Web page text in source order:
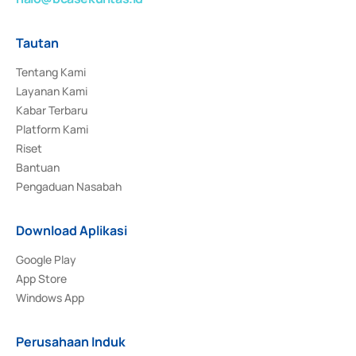
Tautan
Tentang Kami
Layanan Kami
Kabar Terbaru
Platform Kami
Riset
Bantuan
Pengaduan Nasabah
Download Aplikasi
Google Play
App Store
Windows App
Perusahaan Induk